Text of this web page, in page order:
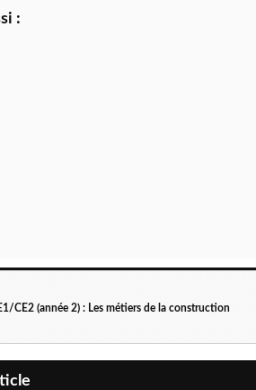
:
CE2 (année 2) : Les métiers de la construction